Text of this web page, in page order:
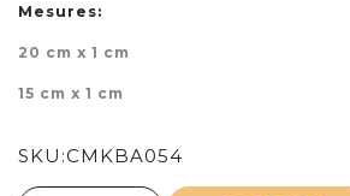
Mesures:
20 cm x 1 cm
15 cm x 1 cm
SKU:CMKBA054